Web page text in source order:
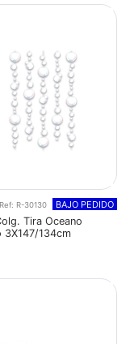
R-30130 BAJO PEDIDO
Tira Oceano
3X147/134cm